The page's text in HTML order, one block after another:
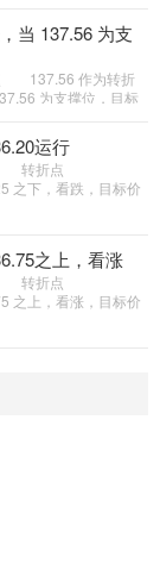
当 137.56 为支
137.56 作为转折
为支撑位，目标
运行
转折点
下，看跌，目标价
之上，看涨
转折点
上，看涨，目标价